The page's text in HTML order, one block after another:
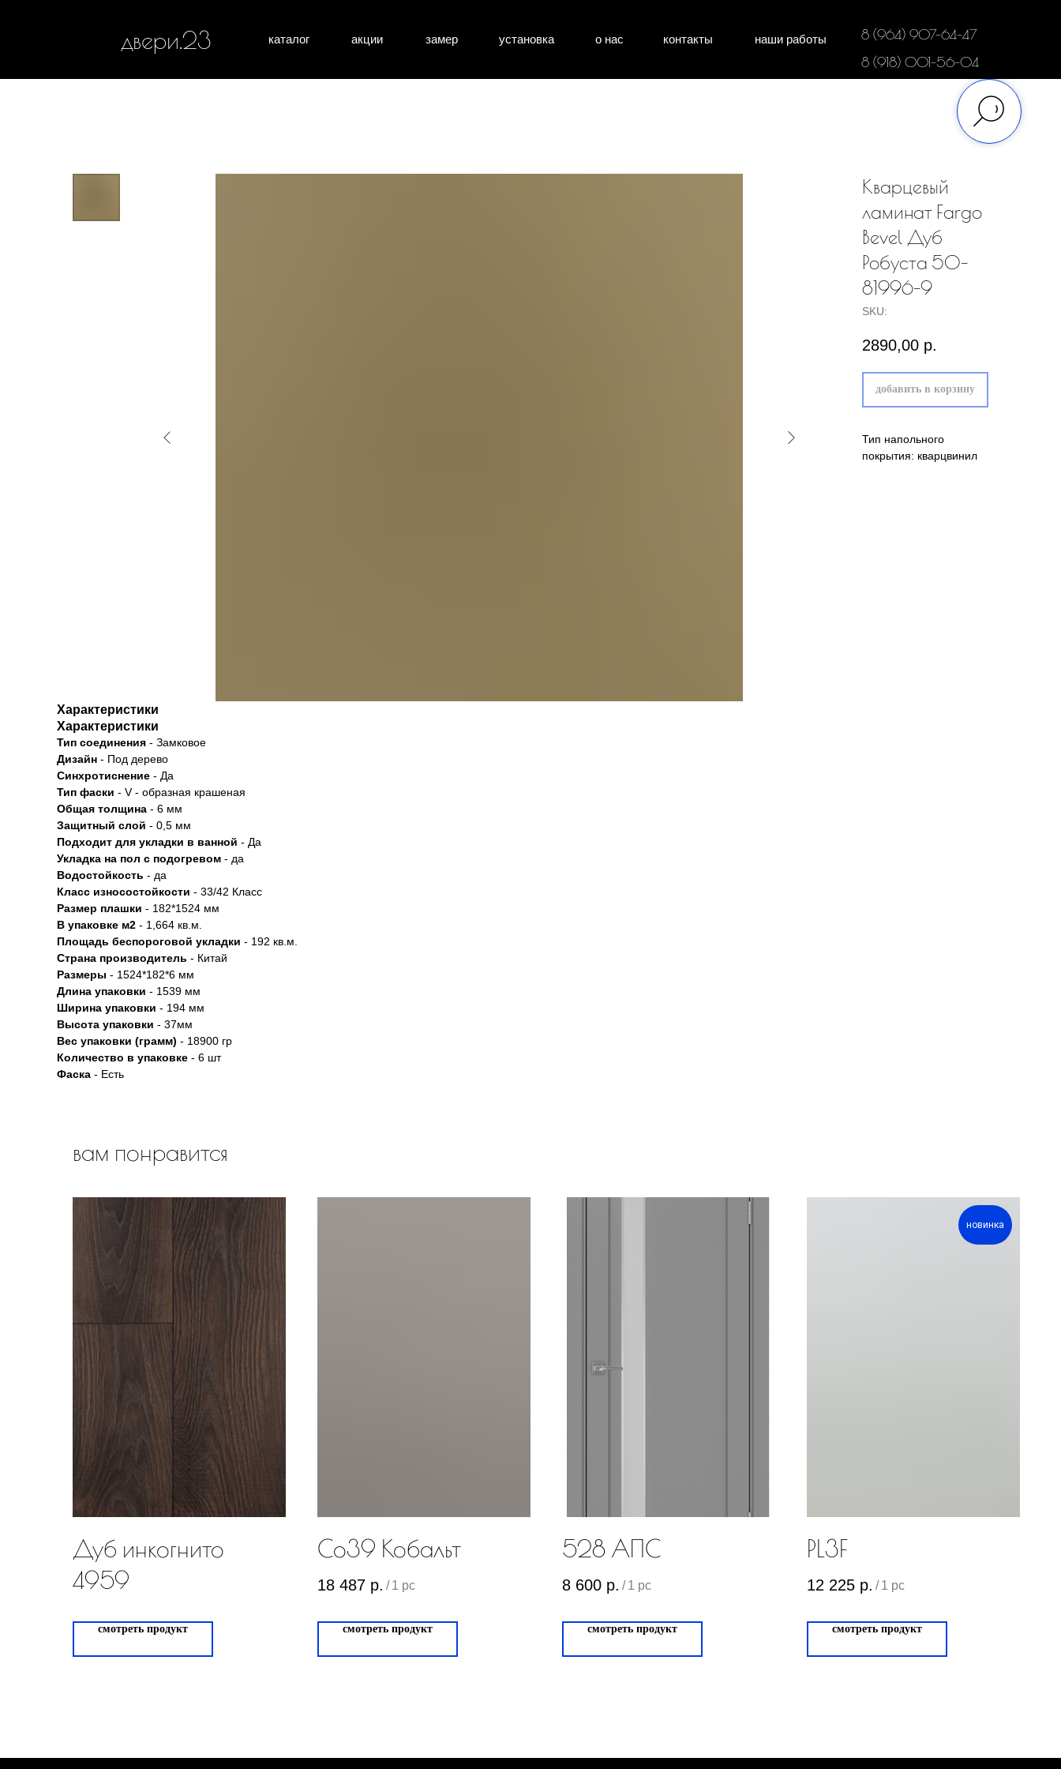
напольные покрытия
каталог контакты
о нас
установка
акции замер
двери.23
8 (918) 001-56-04
наши работы 8 (964) 907-64-47
Кварцевый
ламинат Fargo
Bevel Дуб
Робуста 50-
81996-9
SKU:
2890,00 р.
добавить в корзину
Тип напольного
покрытия: кварцвинил
Характеристики
Характеристики
Тип соединения - Замковое
Дизайн - Под дерево
Синхротиснение - Да
Тип фаски - V - образная крашеная
Общая толщина - 6 мм
Защитный слой - 0,5 мм
Подходит для укладки в ванной - Да
Укладка на пол c подогревом - да
Водостойкость - да
Класс износостойкости - 33/42 Класс
Размер плашки - 182*1524 мм
В упаковке м2 - 1,664 кв.м.
Площадь беспороговой укладки - 192 кв.м.
Страна производитель - Китай
Размеры - 1524*182*6 мм
Длина упаковки - 1539 мм
Ширина упаковки - 194 мм
Высота упаковки - 37мм
Вес упаковки (грамм) - 18900 гр
Количество в упаковке - 6 шт
Фаска - Есть
вам понравится
Дуб инкогнито
4959
смотреть продукт
Co39 Кобальт
18 487 р. / 1 pc
смотреть продукт
528 АПС
8 600 р. / 1 pc
смотреть продукт
новинка
PL3F
12 225 р. / 1 pc
смотреть продукт